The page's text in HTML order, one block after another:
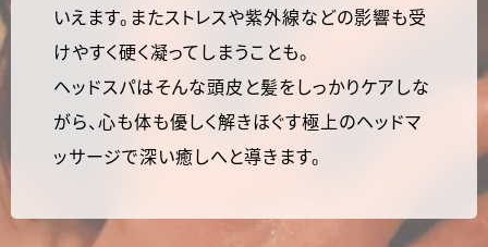
いえます。またストレスや紫外線などの影響も受
けやすく硬く凝ってしまうことも。
ヘッドスパはそんな頭皮と髪をしっかりケアしな
がら、心も体も優しく解きほぐす極上のヘッドマ
ッサージで深い癒しへと導きます。